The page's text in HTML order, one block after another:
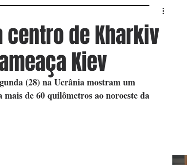
centro de Kharkiv
Kiev
(28) na Ucrânia mostram um
de 60 quilômetros ao noroeste da